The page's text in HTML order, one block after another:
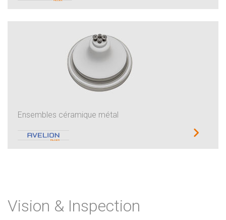
Ensembles céramique métal
Vision & Inspection